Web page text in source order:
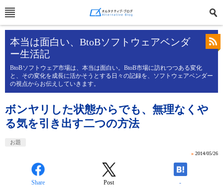
本当は面白い、BtoBソフトウェアベンダ
ー生活記
BtoBソフトウェア市場は、本当は面白い。BtoB市場に訪れつつある変化
と、その変化を成長に活かそうとする日々の記録を、ソフトウェアベンダー
の視点からお伝えしていきます。
ボンヤリした状態からでも、無理なくや
る気を引き出す二つの方法
お題
» 2014/05/26
Share Post -